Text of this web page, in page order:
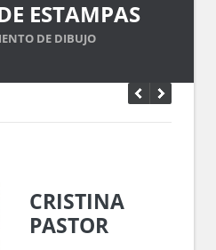
ESTAMPAS
DE DIBUJO
CRISTINA
PASTOR